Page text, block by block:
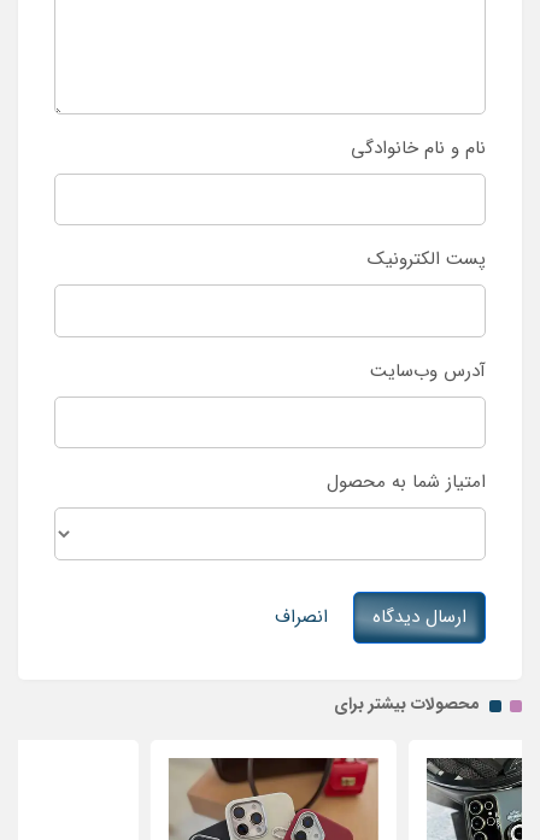
نام و نام خانوادگی
پست الکترونیک
آدرس وب‌سایت
امتیاز شما به محصول
ارسال دیدگاه انصراف
محصولات بیشتر برای